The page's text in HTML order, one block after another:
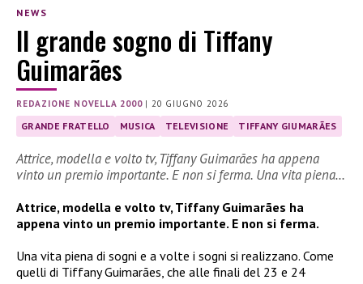
NEWS
Il grande sogno di Tiffany
Guimarães
REDAZIONE NOVELLA 2000|20 GIUGNO 2026
GRANDE FRATELLO MUSICA TELEVISIONE TIFFANY GIUMARÃES
Attrice, modella e volto tv, Tiffany Guimarães ha appena
vinto un premio importante. E non si ferma. Una vita piena…
Attrice, modella e volto tv, Tiffany Guimarães ha
appena vinto un premio importante. E non si ferma.
Una vita piena di sogni e a volte i sogni si realizzano. Come
quelli di Tiffany Guimarães, che alle finali del 23 e 24